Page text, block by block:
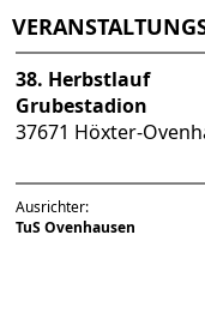
38. Herbstlauf
Grubestadion
37671 Höxter-
Ausrichter:
TuS Ovenhausen